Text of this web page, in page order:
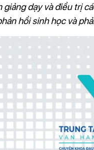
dạy và điều trị
hồi sinh học và